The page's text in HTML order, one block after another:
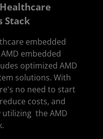
Stack
embedded
embedded
optimized AMD
solutions. With
no need to start
costs, and
utilizing the AMD